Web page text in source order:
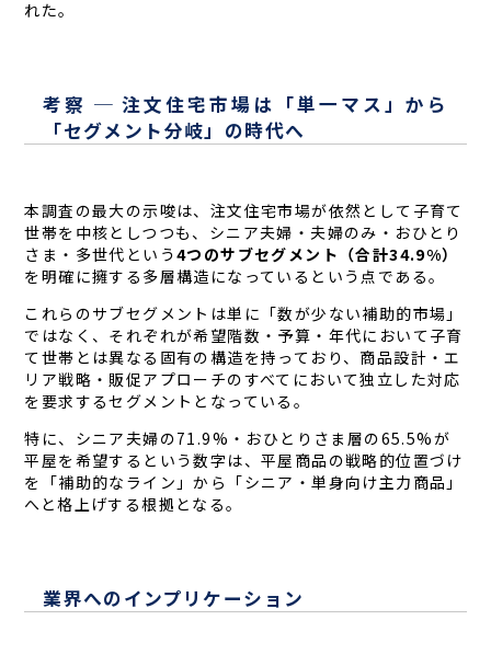
れた。
考察 ─ 注文住宅市場は「単一マス」から
「セグメント分岐」の時代へ
本調査の最大の示唆は、注文住宅市場が依然として子育て
世帯を中核としつつも、シニア夫婦・夫婦のみ・おひとり
さま・多世代という4つのサブセグメント（合計34.9%）
を明確に擁する多層構造になっているという点である。
これらのサブセグメントは単に「数が少ない補助的市場」
ではなく、それぞれが希望階数・予算・年代において子育
て世帯とは異なる固有の構造を持っており、商品設計・エ
リア戦略・販促アプローチのすべてにおいて独立した対応
を要求するセグメントとなっている。
特に、シニア夫婦の71.9%・おひとりさま層の65.5%が
平屋を希望するという数字は、平屋商品の戦略的位置づけ
を「補助的なライン」から「シニア・単身向け主力商品」
へと格上げする根拠となる。
業界へのインプリケーション